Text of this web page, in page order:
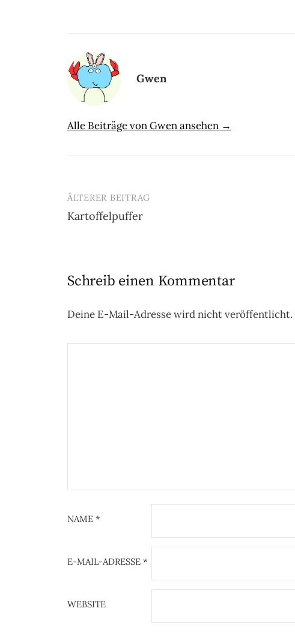
Gwen
Alle Beiträge von Gwen ansehen →
Beitrags-
Navigation
ÄLTERER BEITRAG
Kartoffelpuffer
Schreib einen Kommentar
Deine E-Mail-Adresse wird nicht veröffentlicht.
NAME *
E-MAIL-ADRESSE *
WEBSITE